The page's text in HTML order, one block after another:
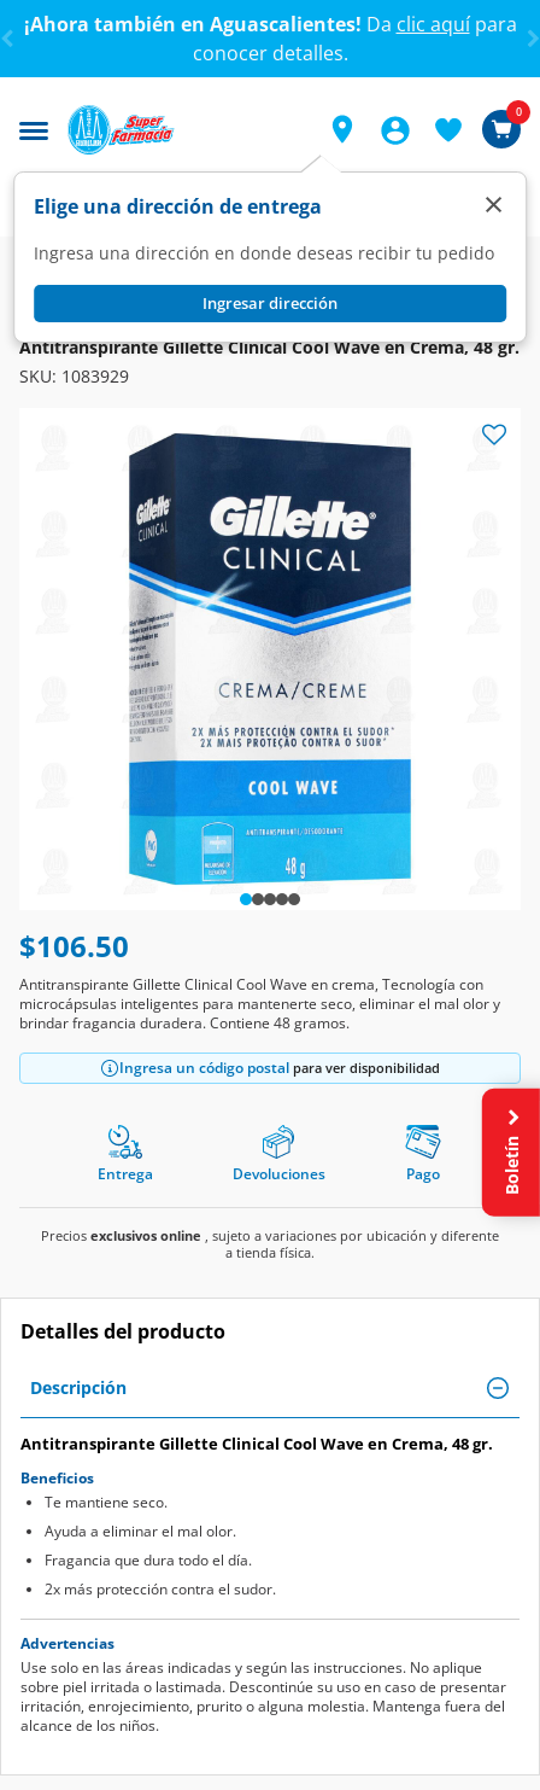
< div class="carousel-inner">
¡Ahora también en Aguascalientes! Da clic aquípara
conocer detalles.
Elige una dirección de entrega
Ingresa una dirección en donde deseas recibir tu pedido
Ingresar dirección
×
0
Super Higiene y Belleza
Higiene y Cuidado Corporal
Desodorantes y Antitranspirantes
GILLETTE
Antitranspirante Gillette Clinical Cool Wave en Crema, 48 gr.
SKU: 1083929
$106.50
Antitranspirante Gillette Clinical Cool Wave en crema, Tecnología con
microcápsulas inteligentes para mantenerte seco, eliminar el mal olor y
brindar fragancia duradera. Contiene 48 gramos.
Ingresa un código postal para ver disponibilidad
Entrega Devoluciones Pago
Precios exclusivos online , sujeto a variaciones por ubicación y diferente
a tienda física.
Detalles del producto
Descripción
Antitranspirante Gillette Clinical Cool Wave en Crema, 48 gr.
Beneficios
Te mantiene seco.
Ayuda a eliminar el mal olor.
Fragancia que dura todo el día.
2x más protección contra el sudor.
Advertencias
Use solo en las áreas indicadas y según las instrucciones. No aplique
sobre piel irritada o lastimada. Descontinúe su uso en caso de presentar
irritación, enrojecimiento, prurito o alguna molestia. Mantenga fuera del
alcance de los niños.
Boletín